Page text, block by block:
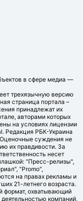
в сфере медиа —
трехязычную версию
страница портала –
принадлежат их
авторами которых
на условиях лицензии
Редакция РБК-Украина
Оценочные суждения не
их правдивости. За
несет
"Пресс-релизы",
"Promo",
на правах рекламы и
21-летнего возраста.
формат, охватывающий
компаний,